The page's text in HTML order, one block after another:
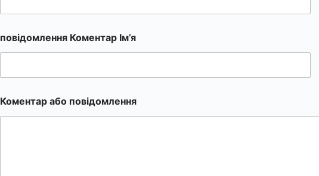
повідомлення Коментар Ім’я
Коментар або повідомлення